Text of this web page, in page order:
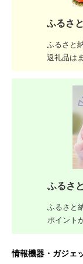
ふるさ
ふるさと
返礼品は
ふるさ
ふるさと
ポイント
情報機器・ガジェ